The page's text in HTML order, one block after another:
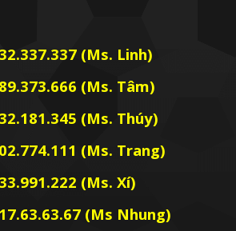
(Ms. Linh)
(Ms. Tâm)
(Ms. Thúy)
(Ms. Trang)
(Ms. Xí)
(Ms Nhung)